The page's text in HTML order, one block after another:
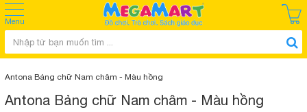
Menu
Antona Bảng chữ Nam châm - Màu hồng
Antona Bảng chữ Nam châm - Màu hồng